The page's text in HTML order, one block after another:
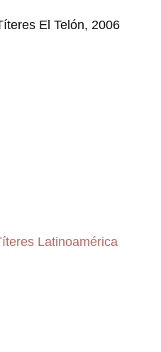
El Telón, 2006
Latinoamérica